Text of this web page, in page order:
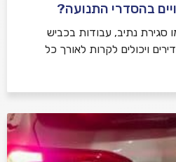
בהסדרי התנועה?
סגירת נתיב, עבודות בכביש
ויכולים לקרות לאורך כל